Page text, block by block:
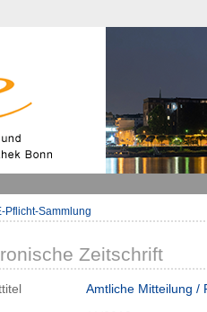
Pflicht-Sammlung
Zeitschrift
Amtliche Mitteilung /